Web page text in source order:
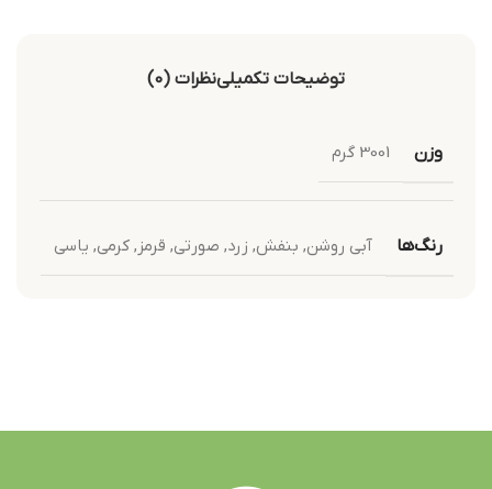
توضیحات تکمیلینظرات (0)
وزن 3001 گرم
رنگ‌ها آبی روشن, بنفش, زرد, صورتی, قرمز ,کرمی, یاسی